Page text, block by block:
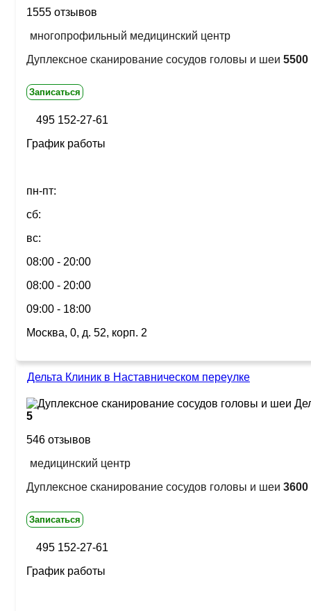
1555 отзывов
многопрофильный медицинский центр
Дуплексное сканирование сосудов головы и шеи 5500
Записаться
495 152-27-61
График работы
пн-пт:
сб:
вс:
08:00 - 20:00
08:00 - 20:00
09:00 - 18:00
Москва, 0, д. 52, корп. 2
Дельта Клиник в Наставническом переулке
5
546 отзывов
медицинский центр
Дуплексное сканирование сосудов головы и шеи 3600
Записаться
495 152-27-61
График работы